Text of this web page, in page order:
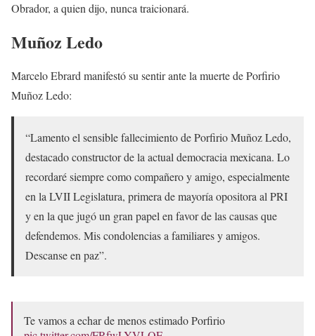
Obrador, a quien dijo, nunca traicionará.
Muñoz Ledo
Marcelo Ebrard manifestó su sentir ante la muerte de Porfirio
Muñoz Ledo:
“Lamento el sensible fallecimiento de Porfirio Muñoz Ledo,
destacado constructor de la actual democracia mexicana. Lo
recordaré siempre como compañero y amigo, especialmente
en la LVII Legislatura, primera de mayoría opositora al PRI
y en la que jugó un gran papel en favor de las causas que
defendemos. Mis condolencias a familiares y amigos.
Descanse en paz”.
Te vamos a echar de menos estimado Porfirio